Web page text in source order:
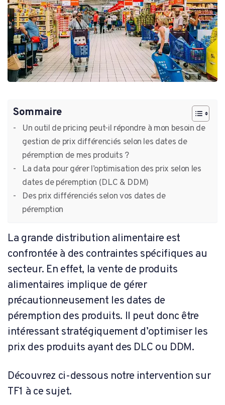
Sommaire
Un outil de pricing peut-il répondre à mon besoin de
gestion de prix différenciés selon les dates de
péremption de mes produits ?
La data pour gérer l’optimisation des prix selon les
dates de péremption (DLC & DDM)
Des prix différenciés selon vos dates de
péremption
La grande distribution alimentaire est
confrontée à des contraintes spécifiques au
secteur. En effet, la vente de produits
alimentaires implique de gérer
précautionneusement les dates de
péremption des produits. Il peut donc être
intéressant stratégiquement d’optimiser les
prix des produits ayant des DLC ou DDM.
Découvrez ci-dessous notre intervention sur
TF1 à ce sujet.